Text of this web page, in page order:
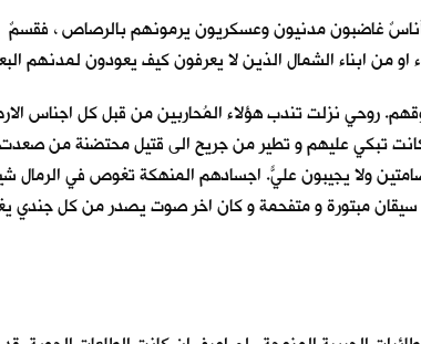
أُناسٌ غاضبون مدنيون وعسكريون يرمونهم بالرصاص ،
من ابناء الشمال الذين لا يعرفون كيف يعودون لمدنهم
روحي نزلت تندب هؤلاء المُحاربين من قبل كل اجناس
تبكي عليهم و تطير من جريح الى قتيل محتضنة من
ولا يجيبون عليّ. اجسادهم المنهكة تغوص في الرمال
مبتورة و متفحمة و كان اخر صوت يصدر من كل جندي